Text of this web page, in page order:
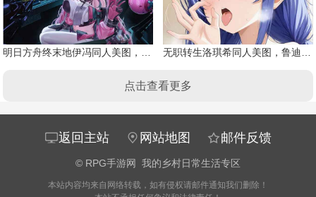
点击查看更多
返回主站 网站地图 邮件反馈
© RPG手游网 我的乡村日常生活专区
本站内容均来自网络转载，如有侵权请邮件通知我们删除！